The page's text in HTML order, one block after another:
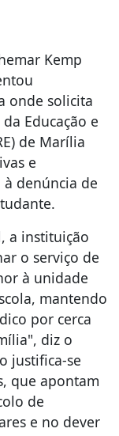
Kemp
onde solicita
Educação e
de Marília
e
denúncia de
a instituição
o serviço de
à unidade
mantendo
por cerca
diz o
justifica-se
que apontam
de
e no dever